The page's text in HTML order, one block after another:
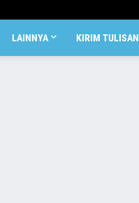
LAINNYA KIRIM TULISAN